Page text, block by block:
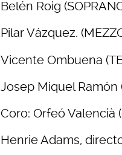
Belén Roig
Pilar Vázquez.
Vicente Ombuena
Josep Miquel Ramón
Coro: Orfeó Valencià
Henrie Adams,